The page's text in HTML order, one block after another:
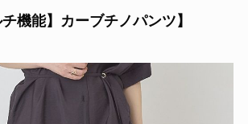
チ機能】カーブチノパンツ】